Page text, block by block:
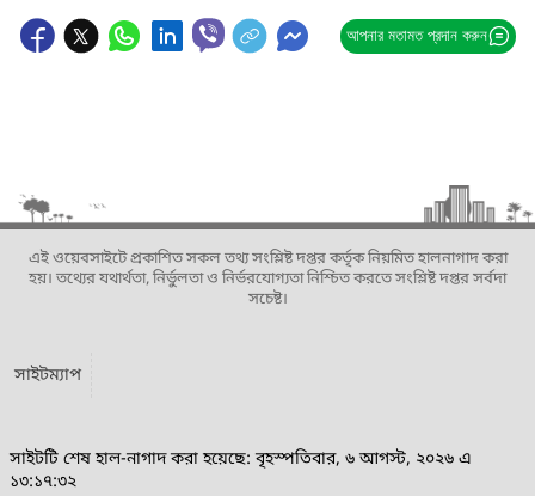
আপনার মতামত প্রদান করুন
এই ওয়েবসাইটে প্রকাশিত সকল তথ্য সংশ্লিষ্ট দপ্তর কর্তৃক নিয়মিত হালনাগাদ করা
হয়। তথ্যের যথার্থতা, নির্ভুলতা ও নির্ভরযোগ্যতা নিশ্চিত করতে সংশ্লিষ্ট দপ্তর সর্বদা
সচেষ্ট।
সাইটম্যাপ
সাইটটি শেষ হাল-নাগাদ করা হয়েছে: বৃহস্পতিবার, ৬ আগস্ট, ২০২৬ এ
১৩:১৭:৩২